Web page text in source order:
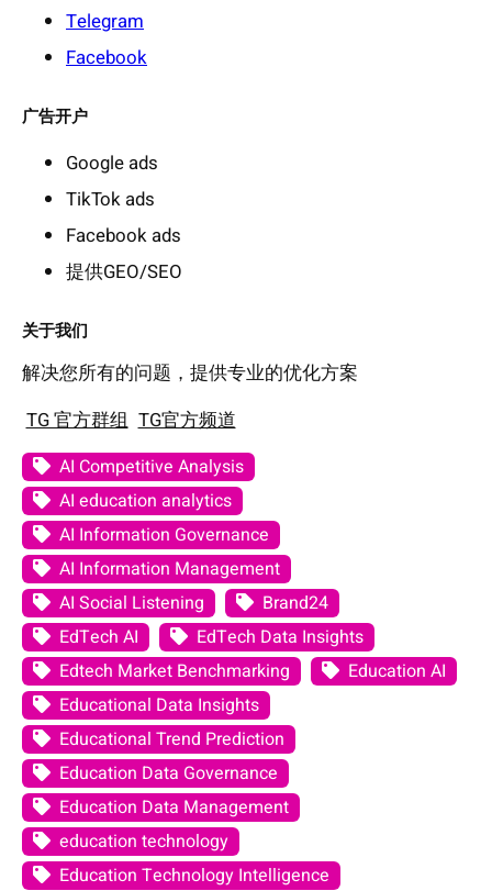
Telegram
Facebook
广告开户
Google ads
TikTok ads
Facebook ads
提供GEO/SEO
关于我们
解决您所有的问题，提供专业的优化方案
TG 官方群组 TG官方频道
AI Competitive Analysis
AI education analytics
AI Information Governance
AI Information Management
AI Social Listening
Brand24
EdTech AI
EdTech Data Insights
Edtech Market Benchmarking
Education AI
Educational Data Insights
Educational Trend Prediction
Education Data Governance
Education Data Management
education technology
Education Technology Intelligence